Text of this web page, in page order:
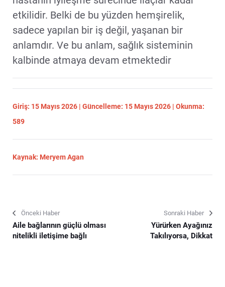
etkilidir. Belki de bu yüzden hemşirelik,
sadece yapılan bir iş değil, yaşanan bir
anlamdır. Ve bu anlam, sağlık sisteminin
kalbinde atmaya devam etmektedir
Giriş: 15 Mayıs 2026 | Güncelleme: 15 Mayıs 2026 | Okunma:
589
Kaynak: Meryem Agan
Önceki Haber
Aile bağlarının güçlü olması
nitelikli iletişime bağlı
Sonraki Haber
Yürürken Ayağınız
Takılıyorsa, Dikkat